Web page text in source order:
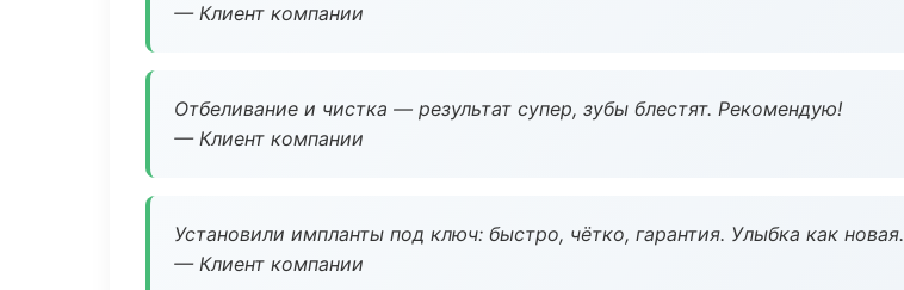
— Клиент компании
Отбеливание и чистка — результат супер, зубы блестят. Рекомендую!
— Клиент компании
Установили импланты под ключ: быстро, чётко, гарантия. Улыбка как новая.
— Клиент компании